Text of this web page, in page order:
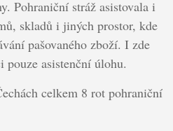
Pohraniční stráž asistovala i
skladů i jiných prostor, kde
pašovaného zboží. I zde
asistenční úlohu.
celkem 8 rot pohraniční